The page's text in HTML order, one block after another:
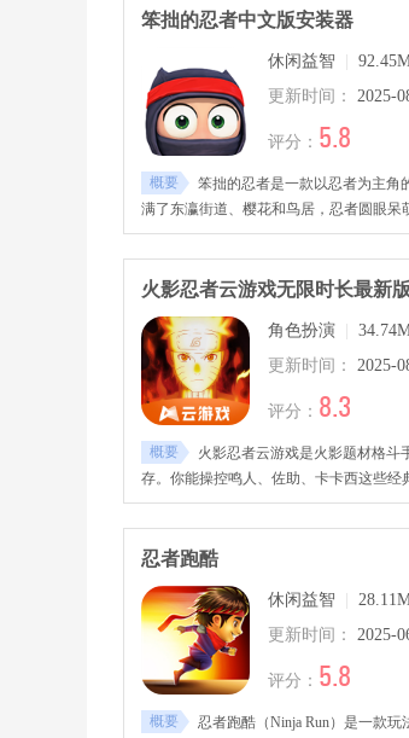
笨拙的忍者中文版安装器
休闲益智
更新时间：
2025-
评分： 5.8
概要
笨拙的忍者是一款以忍者为主角
满了东瀛街道、樱花和鸟居，忍者圆眼呆
续训练与互动逐渐掌握技巧。
火影忍者云游戏无限时长最新版
角色扮演
更新时间：
2025-
评分： 8.3
概要
火影忍者云游戏是火影题材格斗
存。你能操控鸣人、佐助、卡卡西这些经
情和技能特效都跟动漫一模一样。游戏操
战、PVE闯关等多种玩法，能沉浸式体验
机、平板，哪怕是配置一般的设备，都能
忍者跑酷
休闲益智
更新时间：
2025-
评分： 5.8
概要
忍者跑酷（Ninja Run）是一款